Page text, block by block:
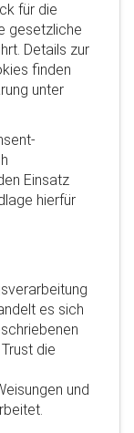
für die
gesetzliche
Details zur
finden
unter
Einsatz
hierfür
es sich
die
und